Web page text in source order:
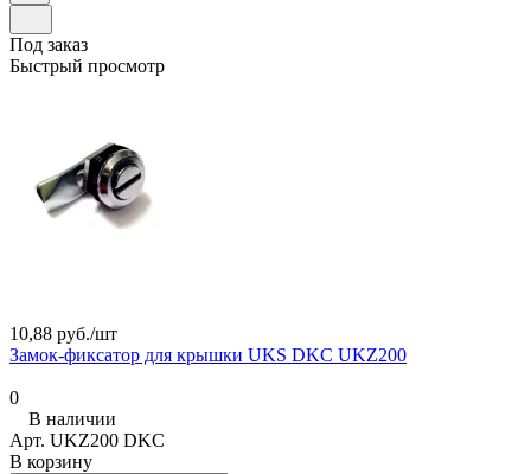
Под заказ
Быстрый просмотр
10,88 руб./шт
Замок-фиксатор для крышки UKS DKC UKZ200
0
В наличии
Арт. UKZ200 DKC
В корзину